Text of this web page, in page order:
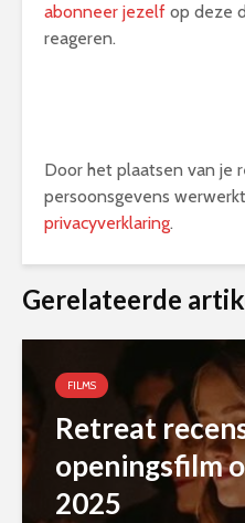
abonneer jezelf op deze
reageren.
Door het plaatsen van je
persoonsgevens
privacyverklaring.
Gerelateerde
FILMS
Retreat
openingsfilm
2025